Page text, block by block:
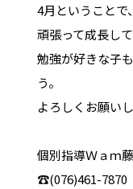
4月ということで
頑張って成長し
勉強が好きな子
う。
よろしくお願いし
個別指導Ｗａｍ
☎(076)461-7870